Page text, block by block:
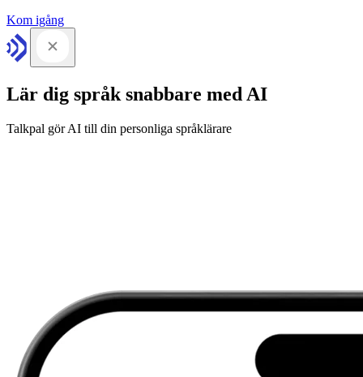
Kom igång
Lär dig språk snabbare med AI
Talkpal gör AI till din personliga språklärare